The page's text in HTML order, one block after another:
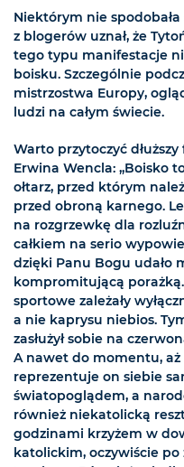
Niektórym nie
z blogerów uznał, że
tego typu manifestacje
boisku. Szczególnie
mistrzostwa Europy,
ludzi na całym świecie.
Warto przytoczyć
Erwina Wencla: „Boisko
ołtarz, przed którym
przed obroną karnego.
na rozgrzewkę dla
całkiem na serio
dzięki Panu Bogu udało
kompromitującą
sportowe zależały
a nie kaprysu niebios.
zasłużył sobie na
A nawet do momentu,
reprezentuje on siebie
światopoglądem, a
również niekatolicką
godzinami krzyżem w
katolickim, oczywiście